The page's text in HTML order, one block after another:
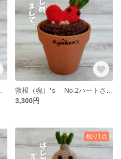
3,300円
残り1点